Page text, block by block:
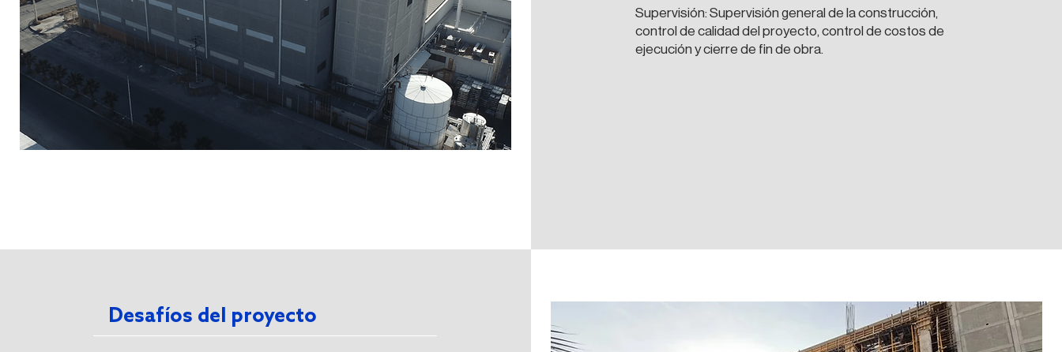
Supervisión: Supervisión general de la construcción,
control de calidad del proyecto, control de costos de
ejecución y cierre de fin de obra.
Desafíos del proyecto